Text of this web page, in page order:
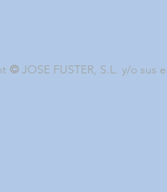
©JOSE FUSTER, S.L. y/o sus